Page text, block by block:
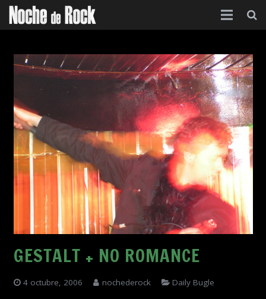
Categorías
Agenda
Foro
Contacto
Acerca de
GESTALT + NO ROMANCE
4 octubre, 2006 nochederock Daily Bugle